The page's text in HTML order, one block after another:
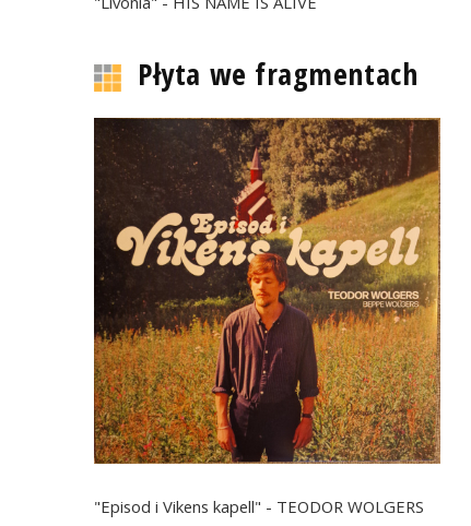
Płyta we fragmentach
"Episod i Vikens kapell" - TEODOR WOLGERS